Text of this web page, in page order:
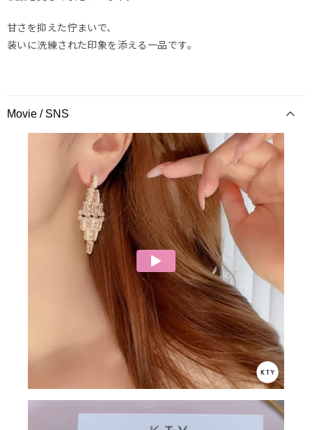
甘さを抑えた佇まいで、
装いに洗練された印象を添える一品です。
Movie / SNS